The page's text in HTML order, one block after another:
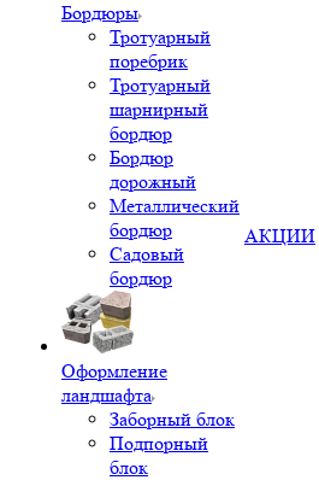
Бордюры
Тротуарный
поребрик
Тротуарный
шарнирный
бордюр
Бордюр
дорожный
Металлический
бордюр
Садовый
бордюр
Оформление
ландшафта
Заборный блок
Подпорный
блок
АКЦИИ